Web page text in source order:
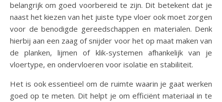
belangrijk om goed voorbereid te zijn. Dit betekent dat je
naast het kiezen van het juiste type vloer ook moet zorgen
voor de benodigde gereedschappen en materialen. Denk
hierbij aan een zaag of snijder voor het op maat maken van
de planken, lijmen of klik-systemen afhankelijk van je
vloertype, en ondervloeren voor isolatie en stabiliteit.
Het is ook essentieel om de ruimte waarin je gaat werken
goed op te meten. Dit helpt je om efficiënt materiaal in te